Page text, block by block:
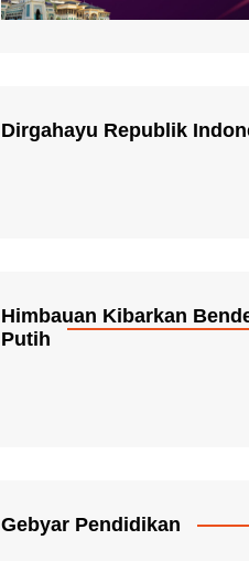
Dirgahayu Republik
Himbauan Kibarkan
Putih
Gebyar Pendidikan